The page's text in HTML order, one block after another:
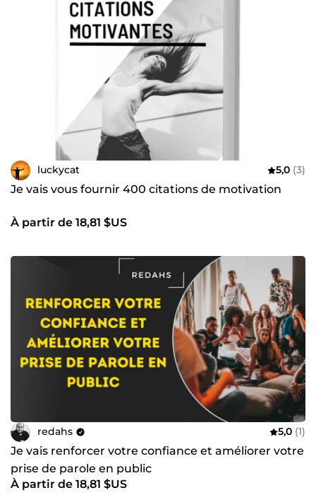
luckycat 5,0 (3)
Je vais vous fournir 400 citations de motivation
À partir de 18,81 $US
redahs 5,0 (1)
Je vais renforcer votre confiance et améliorer votre
prise de parole en public
À partir de 18,81 $US